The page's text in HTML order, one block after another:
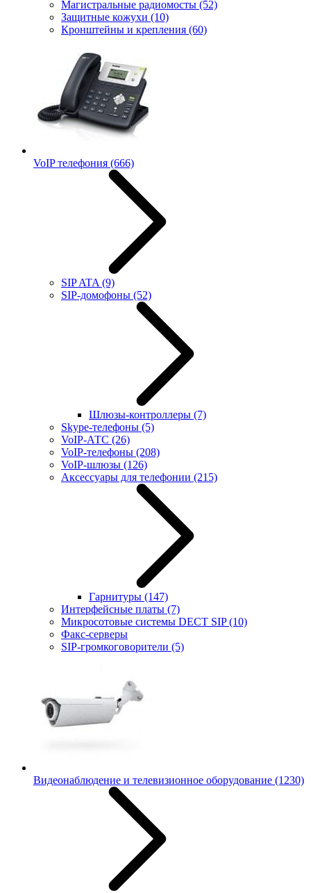
Магистральные радиомосты (52)
Защитные кожухи (10)
Кронштейны и крепления (60)
VoIP телефония (666)
SIP ATA (9)
SIP-домофоны (52)
Шлюзы-контроллеры (7)
Skype-телефоны (5)
VoIP-АТС (26)
VoIP-телефоны (208)
VoIP-шлюзы (126)
Аксессуары для телефонии (215)
Гарнитуры (147)
Интерфейсные платы (7)
Микросотовые системы DECT SIP(10)
Факс-серверы
SIP-громкоговорители (5)
Видеонаблюдение и телевизионное оборудование (1230)